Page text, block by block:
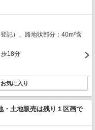
記）、路地状部分：40m²含
18分
・土地販売は残り１区画で